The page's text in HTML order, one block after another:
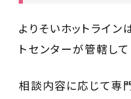
よりそいホットライン
トセンターが管轄し
相談内容に応じて専